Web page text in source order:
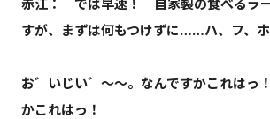
すが、まずは何もつけずに……ハ、フ、
お゛いじい゛〜〜。なんですかこれは
かこれはっ！